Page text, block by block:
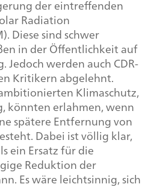
der eintreffenden
Radiation
Diese sind schwer
in der Öffentlichkeit auf
werden auch CDR-
Kritikern abgelehnt.
Klimaschutz,
könnten erlahmen, wenn
spätere Entfernung von
Dabei ist völlig klar,
ein Ersatz für die
Reduktion der
Es wäre leichtsinnig, sich